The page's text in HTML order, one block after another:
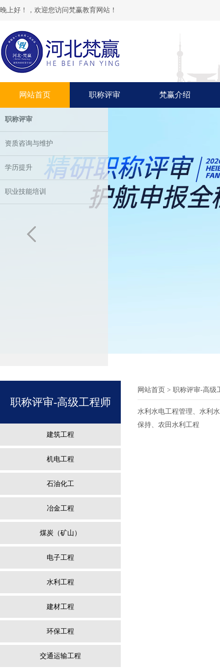
晚上好！，欢迎您访问梵赢教育网站！
网站首页 职称评审 梵赢介绍
职称评审
资质咨询与维护
学历提升
职业技能培训
职称评审-高级工程师
建筑工程
机电工程
石油化工
冶金工程
煤炭（矿山）
电子工程
水利工程
建材工程
环保工程
交通运输工程
网站首页 > 职称评审-高级
水利水电工程管理、水利
保持、农田水利工程